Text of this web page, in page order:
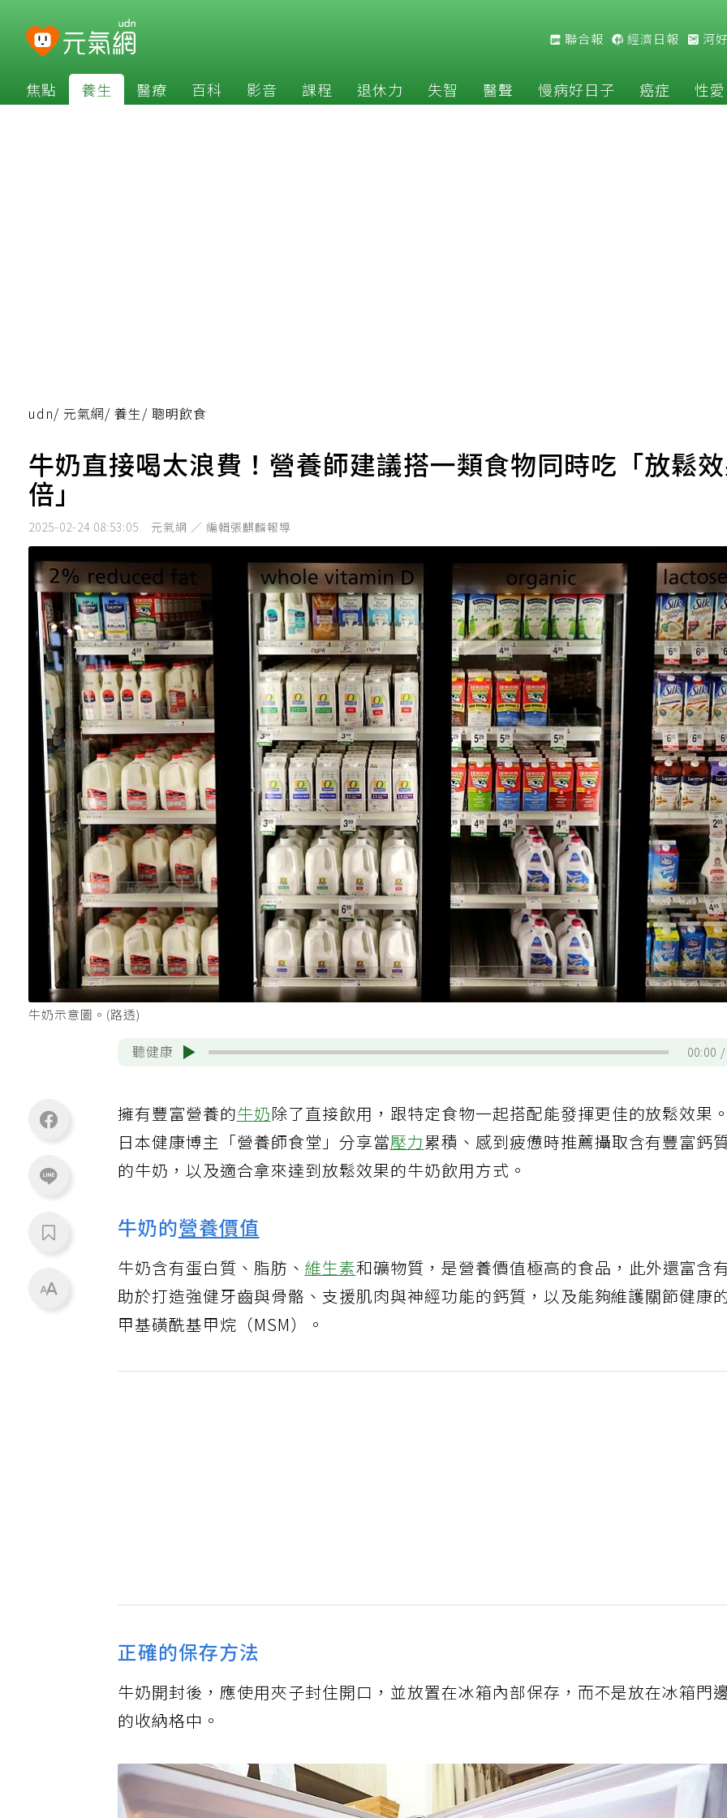
聯合報 經濟日報 河
焦點 養生 醫療 百科 影音 課程 退休力 失智 醫聲 慢病好日子 癌症 性愛
udn/ 元氣網/ 養生/ 聰明飲食
牛奶直接喝太浪費！營養師建議搭一類食物同時吃「放鬆
倍」
2025-02-24 08:53:05 元氣網 ／ 編輯張麒麟報導
牛奶示意圖。(路透)
聽健康 00:00
擁有豐富營養的牛奶除了直接飲用，跟特定食物一起搭配能發揮更佳的放鬆效果
日本健康博主「營養師食堂」分享當壓力累積、感到疲憊時推薦攝取含有豐富鈣
的牛奶，以及適合拿來達到放鬆效果的牛奶飲用方式。
牛奶的營養價值
牛奶含有蛋白質、脂肪、維生素和礦物質，是營養價值極高的食品，此外還富含
助於打造強健牙齒與骨骼、支援肌肉與神經功能的鈣質，以及能夠維護關節健康
甲基磺酰基甲烷（MSM）。
正確的保存方法
牛奶開封後，應使用夾子封住開口，並放置在冰箱內部保存，而不是放在冰箱門
的收納格中。